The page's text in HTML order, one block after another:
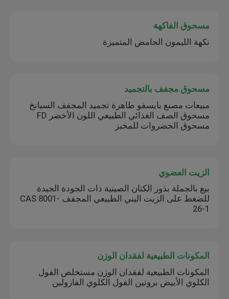
مسحوق الفاكهة
نكهة الليمون الحامض المتميزة
مسحوق مجفف بالتجميد
مبيعات مصنع بايسفو طاهرة تجميد المجفف السبانخ
مسحوق الصف الغذائي الطبيعي اللون الأخضر FD
مسحوق الخضروات للمخبز
الزيت العضوي
بيع بالجملة بذور الكتان الصينية ذات الجودة الجيدة
للضغط على الزيت البني الطبيعي المجفف CAS 8001-
26-1
المكونات الطبيعية لفقدان الوزن
المكونات الطبيعية لفقدان الوزن مستخلص الفول
الكلوي الأبيض بروتين الفول الكلوي الفازولين